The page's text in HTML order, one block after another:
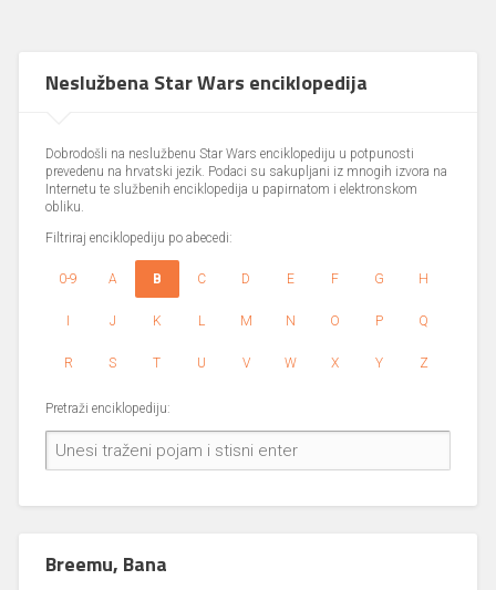
Neslužbena Star Wars enciklopedija
Dobrodošli na neslužbenu Star Wars enciklopediju u potpunosti
prevedenu na hrvatski jezik. Podaci su sakupljani iz mnogih izvora na
Internetu te službenih enciklopedija u papirnatom i elektronskom
obliku.
Filtriraj enciklopediju po abecedi:
0-9 A B C D E F G H
I J K L M N O P Q
R S T U V W X Y Z
Pretraži enciklopediju:
Breemu, Bana